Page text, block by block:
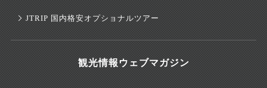
JTRIP 国内格安オプショナルツアー
観光情報ウェブマガジン